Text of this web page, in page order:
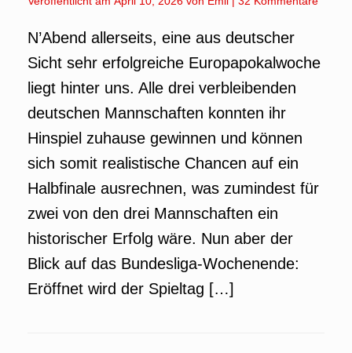
N’Abend allerseits, eine aus deutscher
Sicht sehr erfolgreiche Europapokalwoche
liegt hinter uns. Alle drei verbleibenden
deutschen Mannschaften konnten ihr
Hinspiel zuhause gewinnen und können
sich somit realistische Chancen auf ein
Halbfinale ausrechnen, was zumindest für
zwei von den drei Mannschaften ein
historischer Erfolg wäre. Nun aber der
Blick auf das Bundesliga-Wochenende:
Eröffnet wird der Spieltag […]